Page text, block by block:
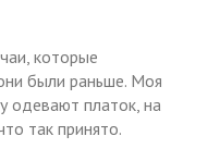
которые
были раньше. Моя
одевают платок, на
так принято.